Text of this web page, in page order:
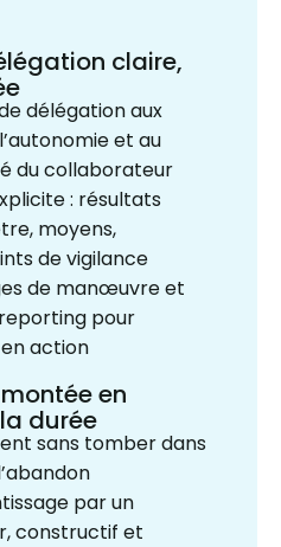
claire,
délégation aux
et au
du collaborateur
: résultats
moyens,
de vigilance
de manœuvre et
pour
action
en
durée
sans tomber dans
par un
constructif et